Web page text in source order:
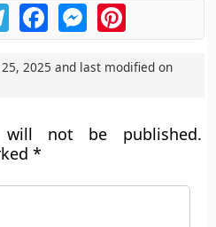
TelegramFacebookMessengerPinterest
25, 2025 and last modified on
will not be published.
*